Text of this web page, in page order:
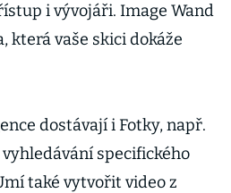
i vývojáři. Image Wand
která vaše skici dokáže
dostávají i Fotky, např.
specifického
také vytvořit video z